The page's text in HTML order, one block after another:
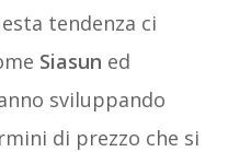
tendenza ci
Siasun ed
sviluppando
di prezzo che si